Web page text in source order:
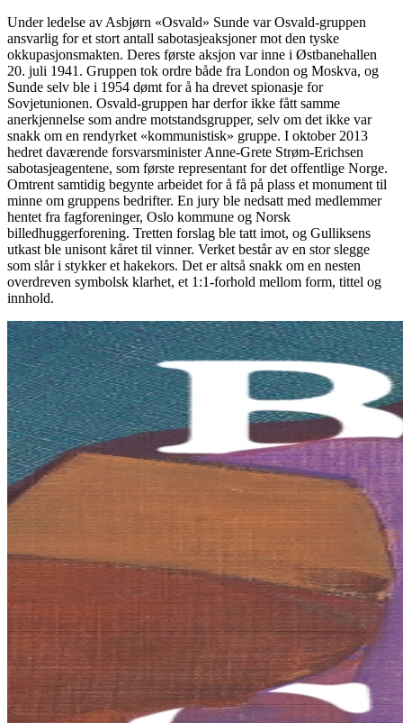
Under ledelse av Asbjørn «Osvald» Sunde var Osvald-gruppen
ansvarlig for et stort antall sabotasjeaksjoner mot den tyske
okkupasjonsmakten. Deres første aksjon var inne i Østbanehallen
20. juli 1941. Gruppen tok ordre både fra London og Moskva, og
Sunde selv ble i 1954 dømt for å ha drevet spionasje for
Sovjetunionen. Osvald-gruppen har derfor ikke fått samme
anerkjennelse som andre motstandsgrupper, selv om det ikke var
snakk om en rendyrket «kommunistisk» gruppe. I oktober 2013
hedret daværende forsvarsminister Anne-Grete Strøm-Erichsen
sabotasjeagentene, som første representant for det offentlige Norge.
Omtrent samtidig begynte arbeidet for å få på plass et monument til
minne om gruppens bedrifter. En jury ble nedsatt med medlemmer
hentet fra fagforeninger, Oslo kommune og Norsk
billedhuggerforening. Tretten forslag ble tatt imot, og Gulliksens
utkast ble unisont kåret til vinner. Verket består av en stor slegge
som slår i stykker et hakekors. Det er altså snakk om en nesten
overdreven symbolsk klarhet, et 1:1-forhold mellom form, tittel og
innhold.